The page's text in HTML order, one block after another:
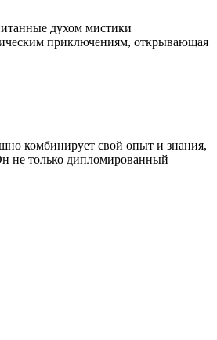
духом мистики
приключениям, открывающая
комбинирует свой опыт и знания,
не только дипломированный